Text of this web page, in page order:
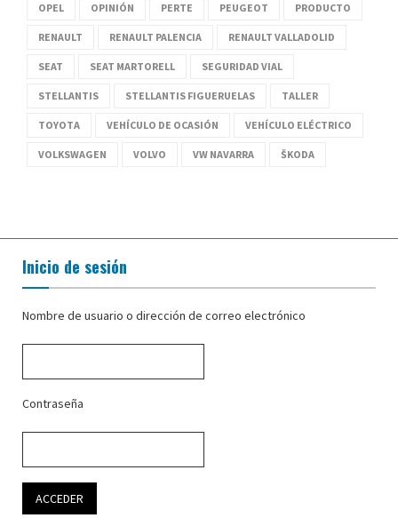
OPEL OPINIÓN PERTE PEUGEOT PRODUCTO
RENAULT RENAULT PALENCIA RENAULT VALLADOLID
SEAT SEAT MARTORELL SEGURIDAD VIAL
STELLANTIS STELLANTIS FIGUERUELAS TALLER
TOYOTA VEHÍCULO DE OCASIÓN VEHÍCULO ELÉCTRICO
VOLKSWAGEN VOLVO VW NAVARRA ŠKODA
Inicio de sesión
Nombre de usuario o dirección de correo electrónico
Contraseña